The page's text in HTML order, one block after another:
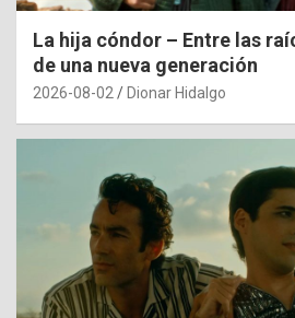
La hija cóndor – Entre las
de una nueva generación
2026-08-02 Dionar Hidalgo